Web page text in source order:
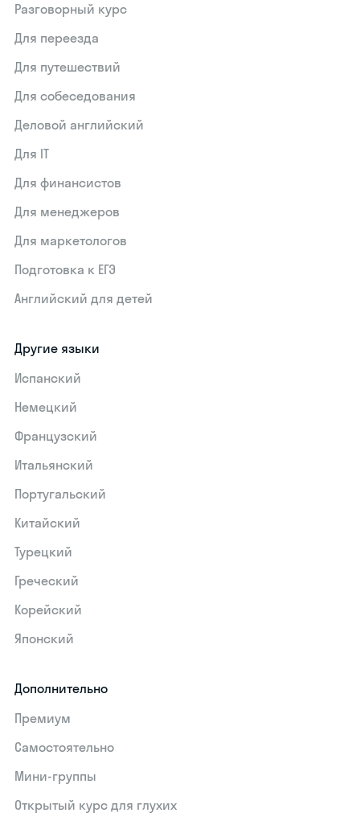
Разговорный курс
Для переезда
Для путешествий
Для собеседования
Деловой английский
Для IT
Для финансистов
Для менеджеров
Для маркетологов
Подготовка к ЕГЭ
Английский для детей
Другие языки
Испанский
Немецкий
Французский
Итальянский
Португальский
Китайский
Турецкий
Греческий
Корейский
Японский
Дополнительно
Премиум
Самостоятельно
Мини-группы
Открытый курс для глухих